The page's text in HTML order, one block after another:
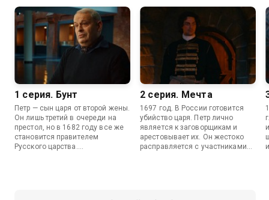
1 серия. Бунт
Петр — сын царя от второй жены.
Он лишь третий в очереди на
престол, но в 1682 году все же
становится правителем
Русского царства.
2 серия. Мечта
1697 год. В России готовится
убийство царя. Петр лично
является к заговорщикам и
арестовывает их. Он жестоко
расправляется с участниками